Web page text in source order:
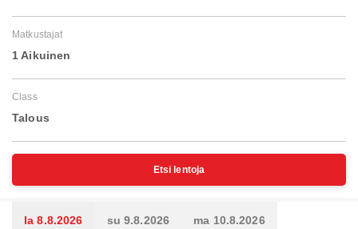
Matkustajat
1 Aikuinen
Class
Talous
Etsi lentoja
la 8.8.2026 su 9.8.2026 ma 10.8.2026